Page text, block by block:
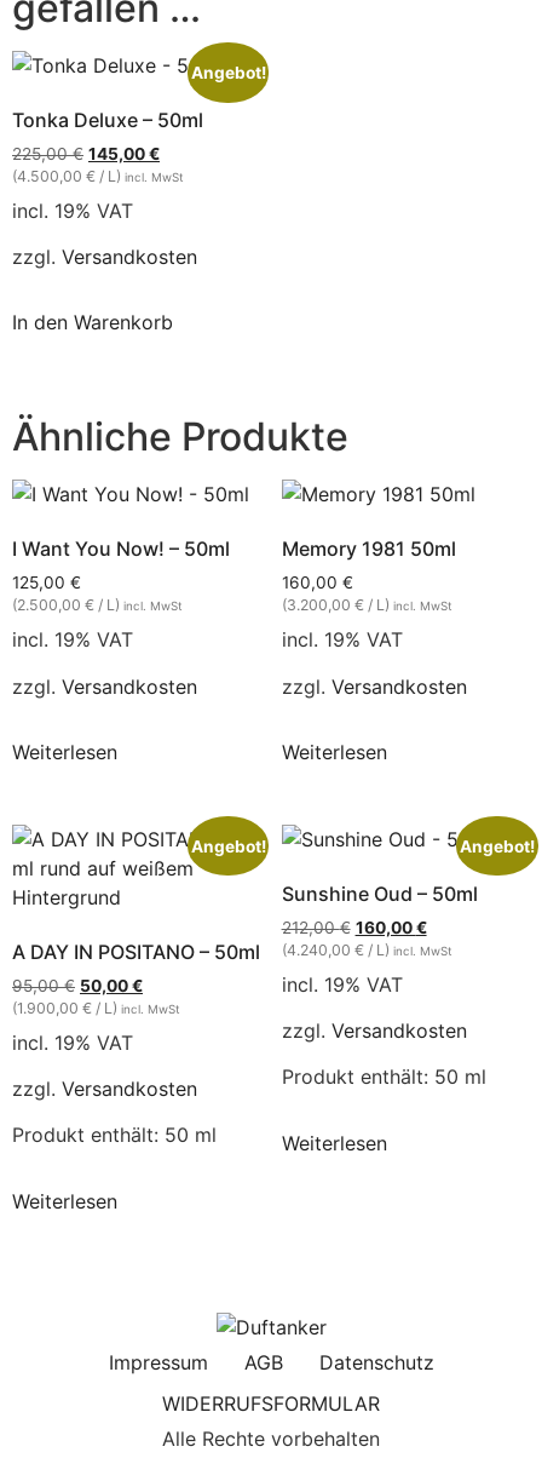
Angebot!
Tonka Deluxe – 50ml
225,00€ 145,00€
(4.500,00 € / L) incl. MwSt
incl. 19% VAT
zzgl. Versandkosten
In den Warenkorb
Ähnliche Produkte
I Want You Now! – 50ml
125,00 €
(2.500,00 € / L) incl. MwSt
incl. 19% VAT
zzgl. Versandkosten
Weiterlesen
Memory 1981 50ml
160,00 €
(3.200,00 € / L) incl. MwSt
incl. 19% VAT
zzgl. Versandkosten
Weiterlesen
Angebot!
A DAY IN POSITANO – 50ml
95,00€ 50,00€
(1.900,00 € / L) incl. MwSt
incl. 19% VAT
zzgl. Versandkosten
Produkt enthält: 50 ml
Weiterlesen
Angebot!
Sunshine Oud – 50ml
212,00€ 160,00€
(4.240,00 € / L) incl. MwSt
incl. 19% VAT
zzgl. Versandkosten
Produkt enthält: 50 ml
Weiterlesen
Impressum AGB
Datenschutz
WIDERRUFSFORMULAR
Alle Rechte vorbehalten